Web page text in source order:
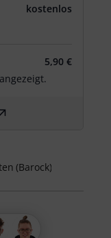
kostenlos
5,90 €
(Barock)